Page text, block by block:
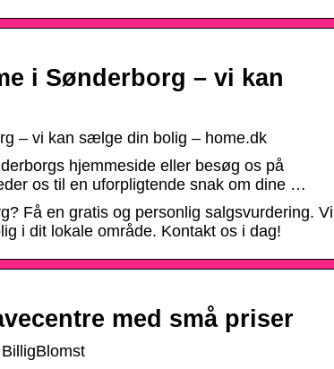
i Sønderborg – vi kan
– vi kan sælge din bolig – home.dk
hjemmeside eller besøg os på
os til en uforpligtende snak om dine …
Få en gratis og personlig salgsvurdering. Vi
i dit lokale område. Kontakt os i dag!
med små priser